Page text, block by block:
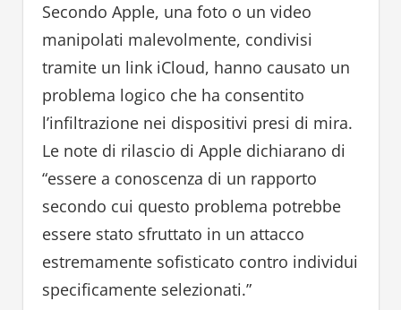
Secondo Apple, una foto o un video
manipolati malevolmente, condivisi
tramite un link iCloud, hanno causato un
problema logico che ha consentito
l’infiltrazione nei dispositivi presi di mira.
Le note di rilascio di Apple dichiarano di
“essere a conoscenza di un rapporto
secondo cui questo problema potrebbe
essere stato sfruttato in un attacco
estremamente sofisticato contro individui
specificamente selezionati.”